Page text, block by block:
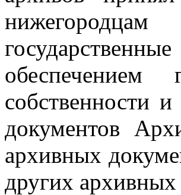
собственности
документов
архивных
других